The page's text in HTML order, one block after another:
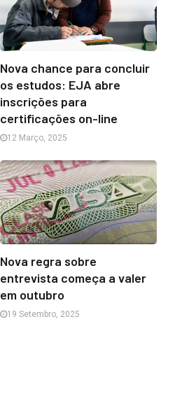
Nova chance para concluir
os estudos: EJA abre
inscrições para
certificações on-line
12 Março, 2025
Nova regra sobre
entrevista começa a valer
em outubro
19 Setembro, 2025